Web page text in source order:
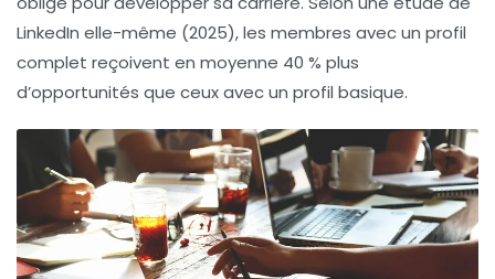
LinkedIn elle-même (2025), les membres avec un profil
complet reçoivent en moyenne 40 % plus
d’opportunités que ceux avec un profil basique.